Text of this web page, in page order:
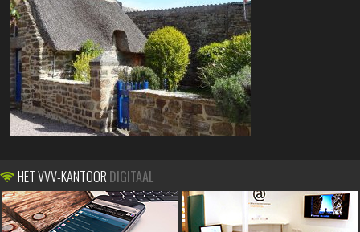
HET VVV-KANTOOR DIGITAAL